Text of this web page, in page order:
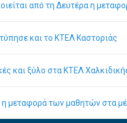
από τη Δευτέρα η
και το ΚΤΕΛ Καστοριάς
και ξύλο στα ΚΤΕΛ
μεταφορά των μαθητών στα